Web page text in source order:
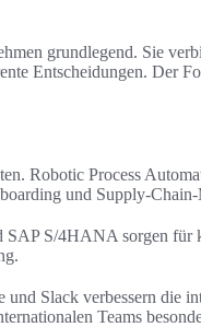
grundlegend. Sie
Entscheidungen. Der
Robotic Process
und Supply-Chain-
S/4HANA sorgen für
Slack verbessern die
Teams